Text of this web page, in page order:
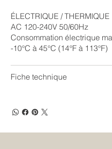
ÉLECTRIQUE / THERMIQUE
AC 120-240V 50/60Hz
Consommation électrique
-10°C à 45°C (14°F à 113°F)
Fiche technique